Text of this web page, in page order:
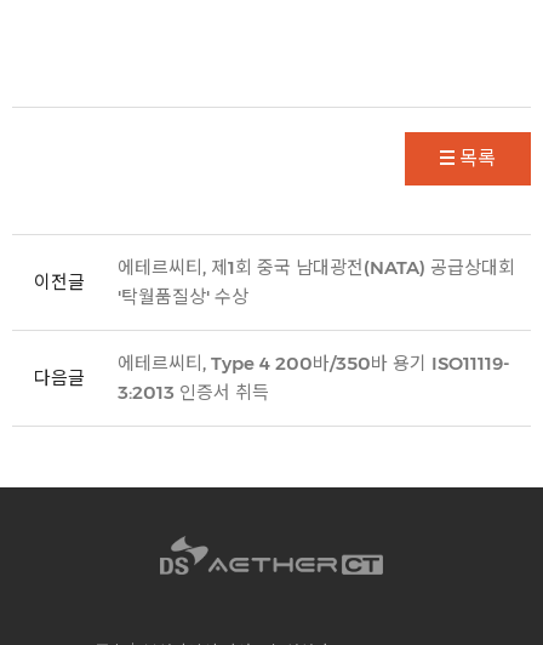
목록
이전글
에테르씨티, 제1회 중국 남대광전(NATA) 공급상대회
'탁월품질상' 수상
다음글
에테르씨티, Type 4 200바/350바 용기 ISO11119-
3:2013 인증서 취득